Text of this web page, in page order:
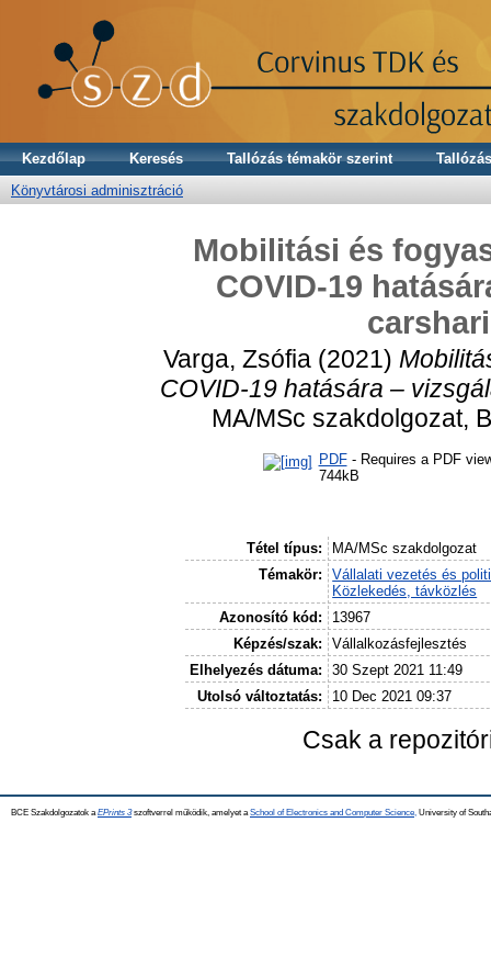
Kezdőlap Keresés Tallózás témakör szerint
Könyvtárosi adminisztráció
Mobilitási és
COVID-19
Varga, Zsófia (2021)
COVID-19 hatására –
MA/MSc szakdolgozat,
PDF- Requires a PDF
744kB
Tétel típus:
MA/MSc szakdolgozat
Témakör:
Vállalati vezetés és
Közlekedés, távközlés
Azonosító kód:
13967
Képzés/szak:
Vállalkozásfejlesztés
Elhelyezés dátuma:
30 Szept 2021 11:49
Utolsó változtatás:
10 Dec 2021 09:37
Csak a
BCE Szakdolgozatok a EPrints 3szoftverrel működik, amelyet a School of Electronics and Computer Science, University of